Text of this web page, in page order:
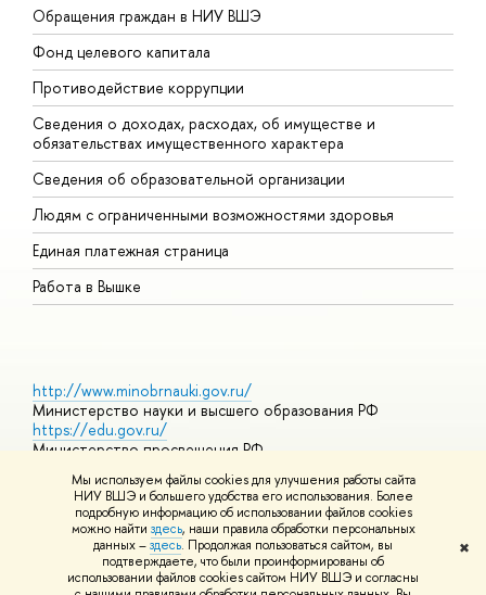
Мы используем файлы cookies для улучшения работы сайта
НИУ ВШЭ и большего удобства его использования. Более
подробную информацию об использовании файлов cookies
можно найти здесь, наши правила обработки персональных
данных –здесь. Продолжая пользоваться сайтом, вы
подтверждаете, что были проинформированы об
использовании файлов cookies сайтом НИУ ВШЭ и согласны
✖
Обращения граждан в НИУ ВШЭ
Фонд целевого капитала
Противодействие коррупции
Сведения о доходах, расходах, об имуществе и
обязательствах имущественного характера
Сведения об образовательной организации
Людям с ограниченными возможностями здоровья
Единая платежная страница
Работа в Вышке
http://www.minobrnauki.gov.ru/
Министерство науки и высшего образования РФ
https://edu.gov.ru/
Министерство просвещения РФ
https://elearning.hse.ru/mooc
Массовые открытые онлайн-курсы
© НИУ ВШЭ 1993–2026 Адреса и контактыУсловия
использования материалов Политика конфиденциальности